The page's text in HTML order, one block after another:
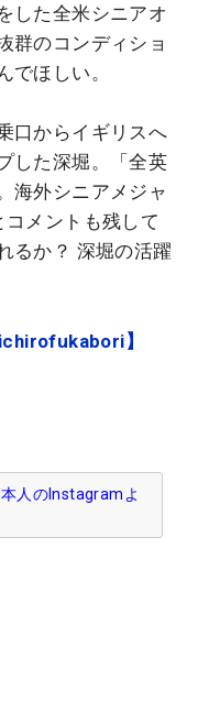
した全米シニアオ
群のコンディショ
でほしい。
口からイギリスへ
した深堀。「全英
海外シニアメジャ
メントも残して
るか？ 深堀の活躍
】
人のInstagramよ